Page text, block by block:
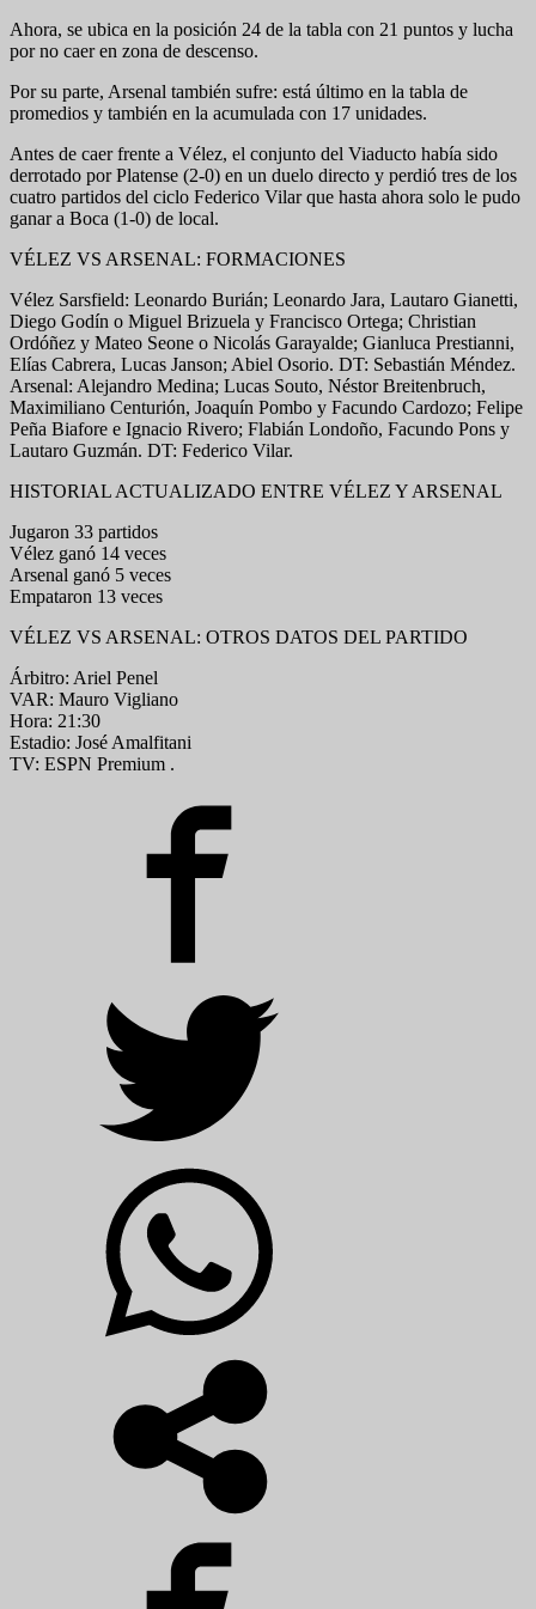
Ahora, se ubica en la posición 24 de la tabla con 21 puntos y lucha
por no caer en zona de descenso.
Por su parte, Arsenal también sufre: está último en la tabla de
promedios y también en la acumulada con 17 unidades.
Antes de caer frente a Vélez, el conjunto del Viaducto había sido
derrotado por Platense (2-0) en un duelo directo y perdió tres de los
cuatro partidos del ciclo Federico Vilar que hasta ahora solo le pudo
ganar a Boca (1-0) de local.
VÉLEZ VS ARSENAL: FORMACIONES
Vélez Sarsfield: Leonardo Burián; Leonardo Jara, Lautaro Gianetti,
Diego Godín o Miguel Brizuela y Francisco Ortega; Christian
Ordóñez y Mateo Seone o Nicolás Garayalde; Gianluca Prestianni,
Elías Cabrera, Lucas Janson; Abiel Osorio. DT: Sebastián Méndez.
Arsenal: Alejandro Medina; Lucas Souto, Néstor Breitenbruch,
Maximiliano Centurión, Joaquín Pombo y Facundo Cardozo; Felipe
Peña Biafore e Ignacio Rivero; Flabián Londoño, Facundo Pons y
Lautaro Guzmán. DT: Federico Vilar.
HISTORIAL ACTUALIZADO ENTRE VÉLEZ Y ARSENAL
Jugaron 33 partidos
Vélez ganó 14 veces
Arsenal ganó 5 veces
Empataron 13 veces
VÉLEZ VS ARSENAL: OTROS DATOS DEL PARTIDO
Árbitro: Ariel Penel
VAR: Mauro Vigliano
Hora: 21:30
Estadio: José Amalfitani
TV: ESPN Premium .